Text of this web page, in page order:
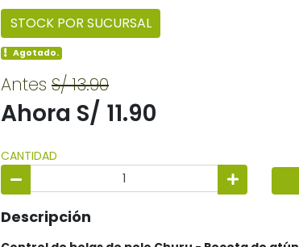
STOCK POR SUCURSAL
Agotado.
Antes S/ 13.90
Ahora S/ 11.90
CANTIDAD
Descripción